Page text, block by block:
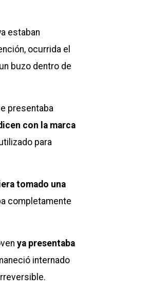
estaban
ocurrida el
buzo dentro de
presentaba
con la marca
para
tomado una
completamente
ya presentaba
internado